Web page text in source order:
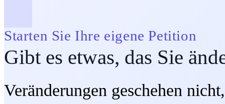
Starten Sie Ihre eigene Petition
Gibt es etwas, das Sie
Veränderungen geschehen